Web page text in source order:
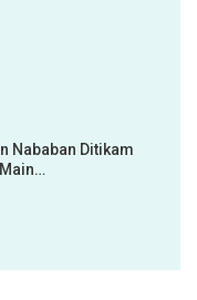
Nababan Ditikam